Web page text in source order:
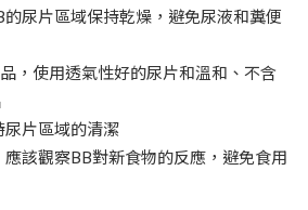
尿片區域保持乾燥，避免尿液和糞便
，使用透氣性好的尿片和溫和、不含
尿片區域的清潔
該觀察BB對新食物的反應，避免食用